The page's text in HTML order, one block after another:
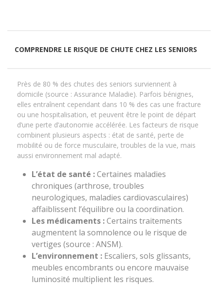
COMPRENDRE LE RISQUE DE CHUTE CHEZ LES SENIORS
Près de 80 % des chutes des seniors surviennent à
domicile (source : Assurance Maladie). Parfois bénignes,
elles entraînent cependant dans 10 % des cas une fracture
ou une hospitalisation, et peuvent être le point de départ
d’une perte d’autonomie accélérée. Les facteurs de risque
combinent plusieurs aspects : état de santé, perte de
mobilité ou de force musculaire, troubles de la vue, mais
aussi environnement mal adapté.
L’état de santé :Certaines maladies
chroniques (arthrose, troubles
neurologiques, maladies cardiovasculaires)
affaiblissent l’équilibre ou la coordination.
Les médicaments :Certains traitements
augmentent la somnolence ou le risque de
vertiges (source : ANSM).
L’environnement : Escaliers, sols glissants,
meubles encombrants ou encore mauvaise
luminosité multiplient les risques.